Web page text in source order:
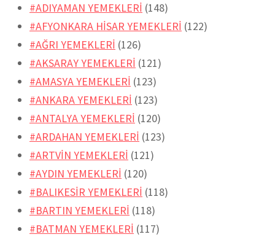
#ADIYAMAN YEMEKLERİ (148)
#AFYONKARA HİSAR YEMEKLERİ (122)
#AĞRI YEMEKLERİ (126)
#AKSARAY YEMEKLERİ (121)
#AMASYA YEMEKLERİ (123)
#ANKARA YEMEKLERİ (123)
#ANTALYA YEMEKLERİ (120)
#ARDAHAN YEMEKLERİ (123)
#ARTVİN YEMEKLERİ (121)
#AYDIN YEMEKLERİ (120)
#BALIKESİR YEMEKLERİ (118)
#BARTIN YEMEKLERİ (118)
#BATMAN YEMEKLERİ (117)